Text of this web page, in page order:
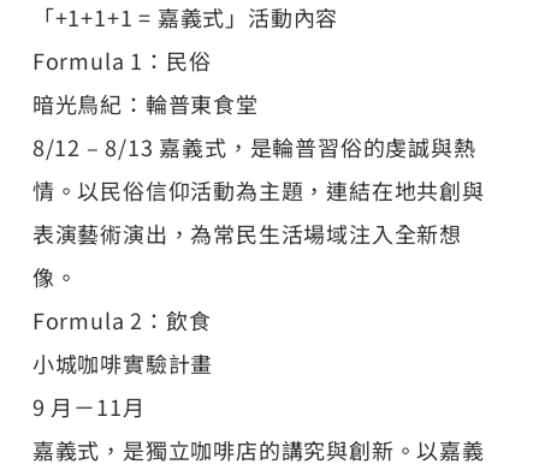
「+1+1+1 = 嘉義式」活動內容
Formula 1：民俗
暗光鳥紀：輪普東食堂
8/12 – 8/13 嘉義式，是輪普習俗的虔誠與熱
情。以民俗信仰活動為主題，連結在地共創與
表演藝術演出，為常民生活場域注入全新想
像。
Formula 2：飲食
小城咖啡實驗計畫
9 月－11月
嘉義式，是獨立咖啡店的講究與創新。以嘉義